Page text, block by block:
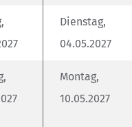
Dienstag,
04.05.2027
Montag,
10.05.2027